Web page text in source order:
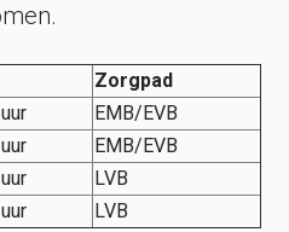
Zorgpad
EMB/EVB
EMB/EVB
LVB
LVB